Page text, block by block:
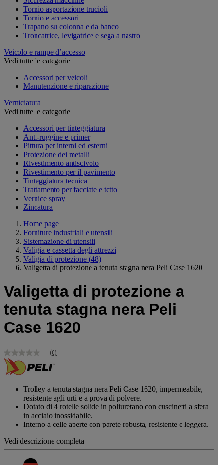
Tornio asportazione trucioli
Tornio e accessori
Trapano su colonna e da banco
Troncatrice, levigatrice e sega a nastro
Veicolo e rampe d’accesso
Vedi tutte le categorie
Accessori per veicoli
Manutenzione e riparazione
Verniciatura
Vedi tutte le categorie
Accessori per tinteggiatura
Anti-ruggine e primer
Pittura per interni ed esterni
Protezione dei metalli
Rivestimento antiscivolo
Rivestimento per il pavimento
Tinteggiatura tecnica
Trattamento per facciate e tetto
Vernice spray
Zincatura
Home page
Forniture industriali e utensili
Sistemazione di utensili
Valigia e cassetta degli attrezzi
Valigia di protezione (48)
Valigetta di protezione a tenuta stagna nera Peli Case 1620
Valigetta di protezione a
tenuta stagna nera Peli
Case 1620
Nessuna
valutazione
Stesso
pagina.
(0)
Trolley a tenuta stagna nera Peli Case 1620, impermeabile,
resistente agli urti e a prova di polvere.
Dotato di 4 rotelle solide in poliuretano con cuscinetti a sfera
in acciaio inossidabile.
Interno a celle aperte con parete robusta, resistente e leggera.
Vedi descrizione completa